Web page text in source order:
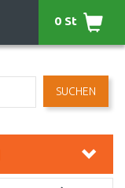
SUCHEN
0 St